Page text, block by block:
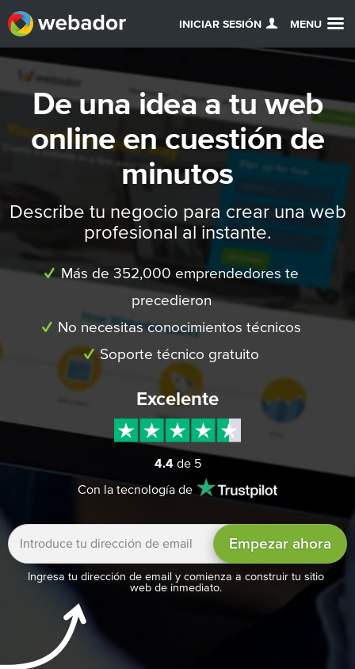
INICIAR SESIÓN MENU
De una idea a tu web
online en cuestión de
minutos
Describe tu negocio para crear una web
profesional al instante.
Más de 352,000 emprendedores te
precedieron
No necesitas conocimientos técnicos
Soporte técnico gratuito
Excelente
4.4de 5
Con la tecnología de
Empezar ahora
Ingresa tu dirección de email y comienza a construir tu sitio
web de inmediato.